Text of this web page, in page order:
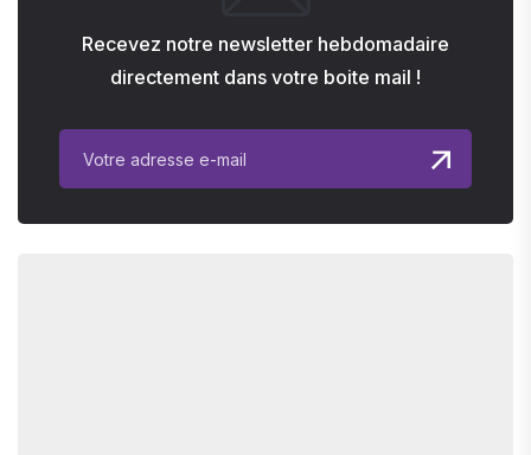
Recevez notre newsletter hebdomadaire
directement dans votre boite mail !